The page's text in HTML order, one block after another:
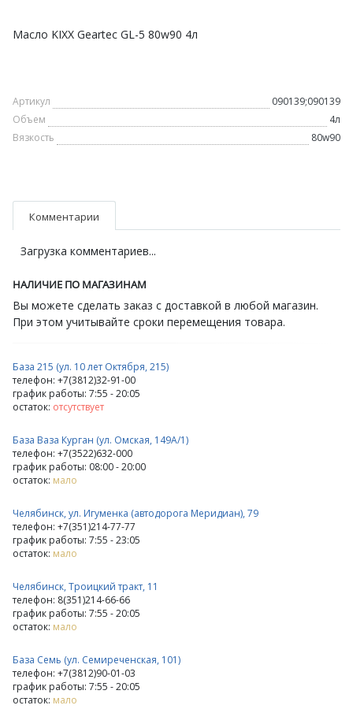
Масло KIXX Geartec GL-5 80w90 4л
Артикул
090139;090139
Объем
4л
Вязкость
80w90
Комментарии
Загрузка комментариев...
НАЛИЧИЕ ПО МАГАЗИНАМ
Вы можете сделать заказ с доставкой в любой магазин.
При этом учитывайте сроки перемещения товара.
База 215 (ул. 10 лет Октября, 215)
телефон: +7(3812)32-91-00
график работы: 7:55 - 20:05
остаток: отсутствует
База Ваза Курган (ул. Омская, 149А/1)
телефон: +7(3522)632-000
график работы: 08:00 - 20:00
остаток: мало
Челябинск, ул. Игуменка (автодорога Меридиан), 79
телефон: +7(351)214-77-77
график работы: 7:55 - 23:05
остаток: мало
Челябинск, Троицкий тракт, 11
телефон: 8(351)214-66-66
график работы: 7:55 - 20:05
остаток: мало
База Семь (ул. Семиреченская, 101)
телефон: +7(3812)90-01-03
график работы: 7:55 - 20:05
остаток: мало